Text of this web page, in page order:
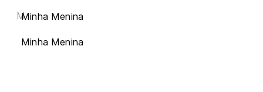
MMinha Menina
Minha Menina